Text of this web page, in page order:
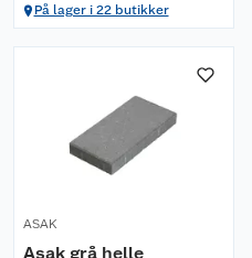
På lager i 22 butikker
ASAK
Asak grå helle